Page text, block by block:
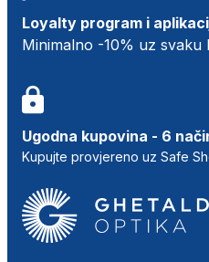
Loyalty program i
Minimalno -10% uz svaku
Ugodna kupovina - 6
Kupujte provjereno uz Safe